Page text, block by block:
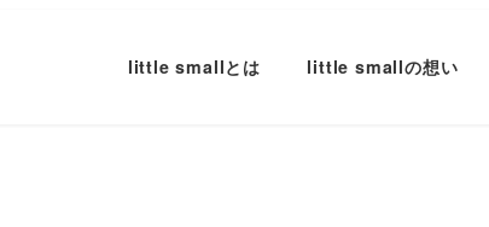
little smallとは little smallの想い